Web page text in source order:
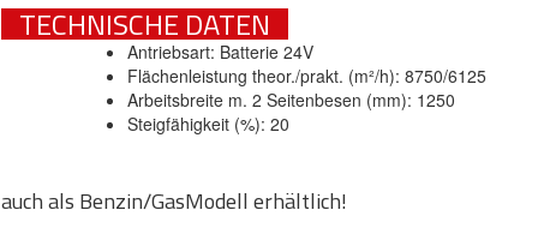
TECHNISCHE DATEN
Antriebsart: Batterie 24V
Flächenleistung theor./prakt. (m²/h): 8750/6125
Arbeitsbreite m. 2 Seitenbesen (mm): 1250
Steigfähigkeit (%): 20
auch als Benzin/GasModell erhältlich!